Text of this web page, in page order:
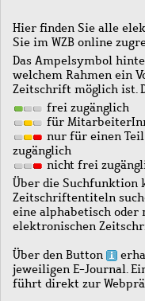
Hier finden Sie alle
Sie im WZB online
Das Ampelsymbol
welchem Rahmen ein
Zeitschrift möglich ist.
frei zugänglich
für
nur für einen
zugänglich
nicht frei
Über die Suchfunktion
Zeitschriftentiteln
eine alphabetisch oder
elektronischen
Über den Button
jeweiligen E-Journal.
führt direkt zur